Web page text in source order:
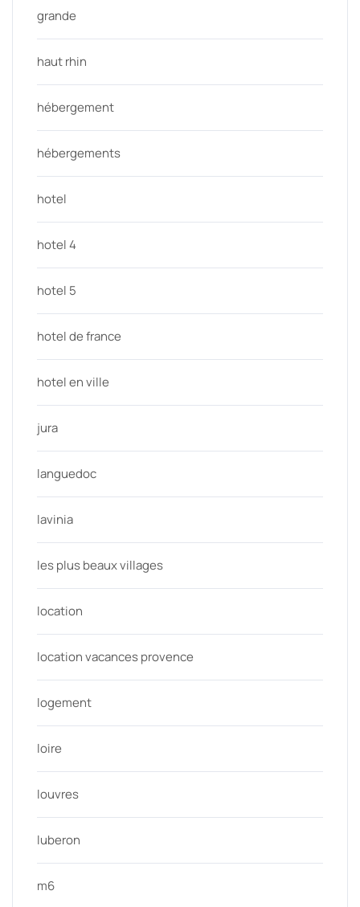
grande
haut rhin
hébergement
hébergements
hotel
hotel 4
hotel 5
hotel de france
hotel en ville
jura
languedoc
lavinia
les plus beaux villages
location
location vacances provence
logement
loire
louvres
luberon
m6